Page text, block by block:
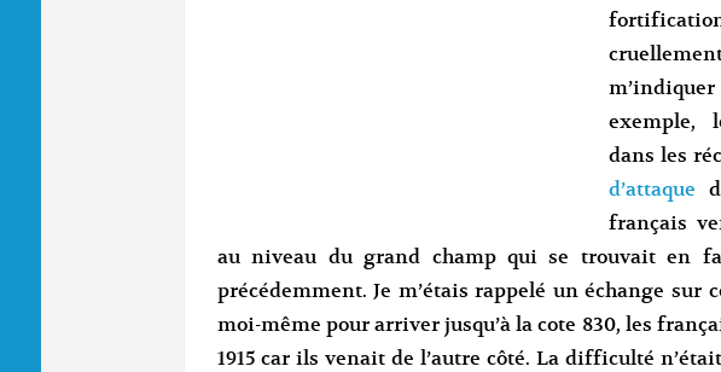
exemple,
dans les
d’attaque
français
au niveau du grand champ qui se trouvait en
précédemment. Je m’étais rappelé un échange sur
moi-même pour arriver jusqu’à la cote 830, les
1915 car ils venait de l’autre côté. La difficulté